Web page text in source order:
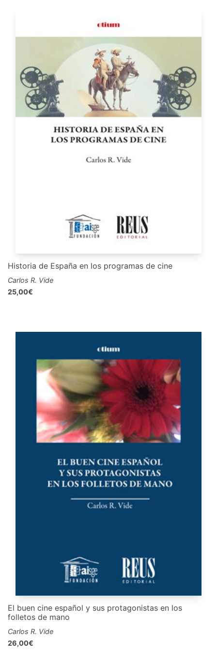
Historia de España en los programas de cine
Carlos R. Vide
25,00€
El buen cine español y sus protagonistas en los
folletos de mano
Carlos R. Vide
26,00€